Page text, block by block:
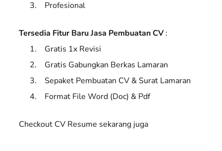
Profesional
Tersedia Fitur Baru Jasa Pembuatan CV:
Gratis 1x Revisi
Gratis Gabungkan Berkas Lamaran
Sepaket Pembuatan CV & Surat Lamaran
Format File Word (Doc) & Pdf
Checkout CV Resume sekarang juga